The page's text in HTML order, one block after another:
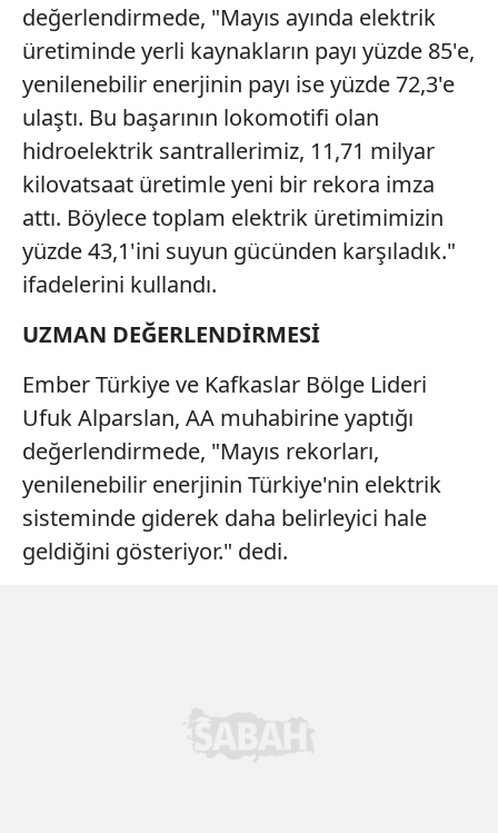
Çerezlere ilişkin tercihlerinizi aşağıda yer alan panel
vasıtasıyla belirleyebilirsiniz. Çerezlere ilişkin detaylı bilgi
için Ayarlar butonuna tıklayabilir,
Çerez Bilgilendirme
Metnimizi
ziyaret edebilirsiniz.
6698 sayılı Kişisel Verilerin Korunması Kanunu uyarınca
hazırlanmış Aydınlatma Metnimizi okumak ve sitemizde
ilgili mevzuata uygun olarak kullanılan çerezlerle ilgili bilgi
almak için lütfen
tıklayınız
değerlendirmede, "Mayıs ayında elektrik
üretiminde yerli kaynakların payı yüzde 85'e,
yenilenebilir enerjinin payı ise yüzde 72,3'e
ulaştı. Bu başarının lokomotifi olan
hidroelektrik santrallerimiz, 11,71 milyar
kilovatsaat üretimle yeni bir rekora imza
attı. Böylece toplam elektrik üretimimizin
yüzde 43,1'ini suyun gücünden karşıladık."
ifadelerini kullandı.
UZMAN DEĞERLENDİRMESİ
Ember Türkiye ve Kafkaslar Bölge Lideri
Ufuk Alparslan, AA muhabirine yaptığı
değerlendirmede, "Mayıs rekorları,
yenilenebilir enerjinin Türkiye'nin elektrik
sisteminde giderek daha belirleyici hale
geldiğini gösteriyor." dedi.